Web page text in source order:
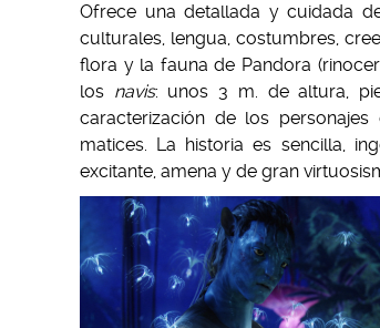
Ofrece una detallada y cuidada
culturales, lengua, costumbres,
flora y la fauna de Pandora
los navis: unos 3 m. de altura,
caracterización de los
matices. La historia es sencilla,
excitante, amena y de gran